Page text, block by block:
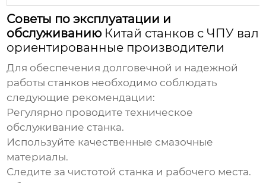
Советы по эксплуатации и
обслуживанию Китай станков с ЧПУ вал
ориентированные производители
Для обеспечения долговечной и надежной
работы станков необходимо соблюдать
следующие рекомендации:
Регулярно проводите техническое
обслуживание станка.
Используйте качественные смазочные
материалы.
Следите за чистотой станка и рабочего места.